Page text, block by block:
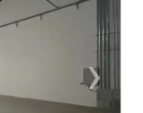
›Next